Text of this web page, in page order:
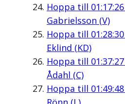
Hoppa till 01:17:26
Gabrielsson (V)
Hoppa till 01:28:30
Eklind (KD)
Hoppa till 01:37:27
Ådahl (C)
Hoppa till 01:49:48